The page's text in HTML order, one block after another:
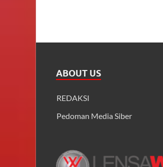
ABOUT US
REDAKSI
Pedoman Media Siber